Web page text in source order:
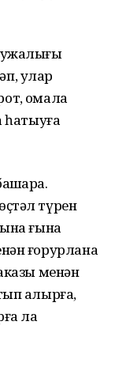
улар
ҡомалаҡ
һатыуға
түрен
ғына
ғорурлана
менән
алырға,
ла